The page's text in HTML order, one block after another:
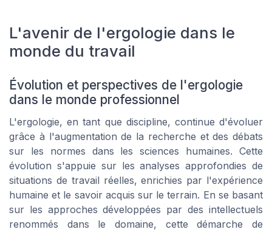
L'avenir de l'ergologie dans le
monde du travail
Évolution et perspectives de l'ergologie
dans le monde professionnel
L'ergologie, en tant que discipline, continue d'évoluer
grâce à l'augmentation de la recherche et des débats
sur les normes dans les sciences humaines. Cette
évolution s'appuie sur les analyses approfondies de
situations de travail réelles, enrichies par l'expérience
humaine et le savoir acquis sur le terrain. En se basant
sur les approches développées par des intellectuels
renommés dans le domaine, cette démarche de